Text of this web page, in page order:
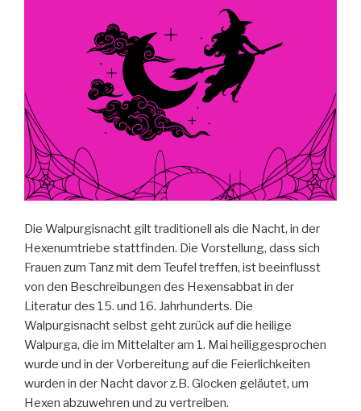
Die Walpurgisnacht gilt traditionell als die Nacht, in der
Hexenumtriebe stattfinden. Die Vorstellung, dass sich
Frauen zum Tanz mit dem Teufel treffen, ist beeinflusst
von den Beschreibungen des Hexensabbat in der
Literatur des 15. und 16. Jahrhunderts. Die
Walpurgisnacht selbst geht zurück auf die heilige
Walpurga, die im Mittelalter am 1. Mai heiliggesprochen
wurde und in der Vorbereitung auf die Feierlichkeiten
wurden in der Nacht davor z.B. Glocken geläutet, um
Hexen abzuwehren und zu vertreiben.